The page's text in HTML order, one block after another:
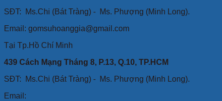
SĐT:
Ms.Chi (Bát Tràng) - Ms. Phượng (Minh Long).
Email: gomsuhoanggia@gmail.com
Tại Tp.Hồ Chí Minh
439 Cách Mạng Tháng 8, P.13, Q.10, TP.HCM
SĐT: Ms.Chi (Bát Tràng) - Ms. Phượng (Minh Long).
Email: